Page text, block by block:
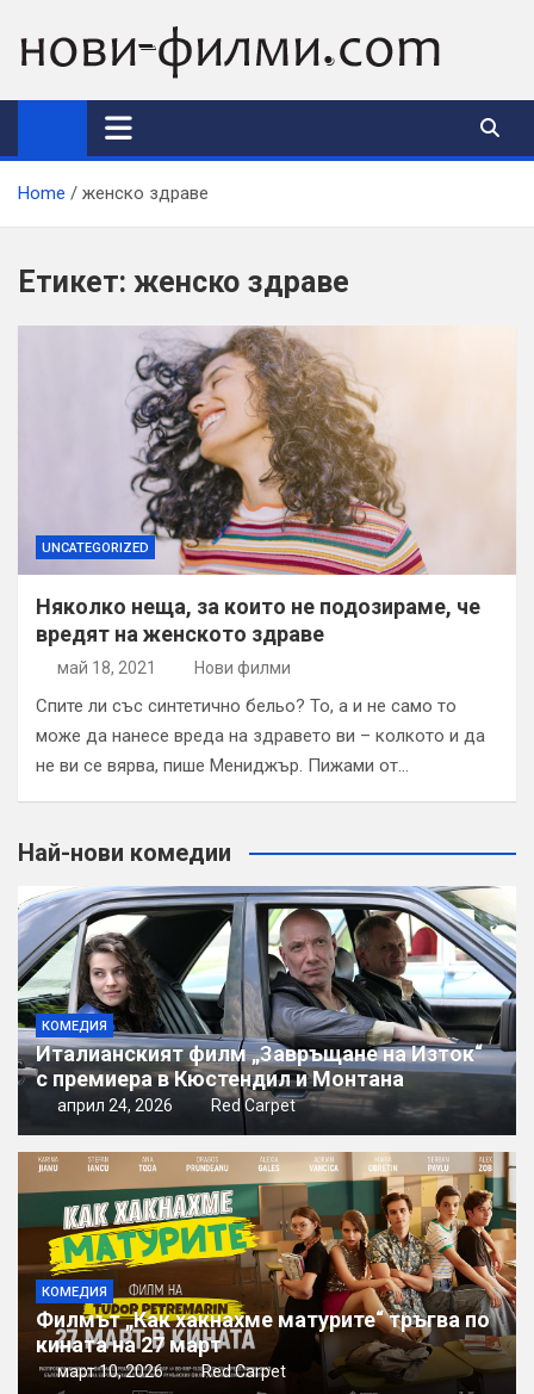
content
Home женско здраве
Етикет: женско здраве
UNCATEGORIZED
Няколко неща, за които не подозираме, че
вредят на женското здраве
май 18, 2021 Нови филми
Спите ли със синтетично бельо? То, а и не само то
може да нанесе вреда на здравето ви – колкото и да
не ви се вярва, пише Мениджър. Пижами от…
Най-нови комедии
КОМЕДИЯ
Италианският филм „Завръщане на Изток“
с премиера в Кюстендил и Монтана
април 24, 2026 Red Carpet
КОМЕДИЯ
Филмът „Как хакнахме матурите“ тръгва по
кината на 27 март
март 10, 2026 Red Carpet